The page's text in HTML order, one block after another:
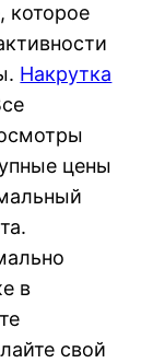
которое
Накрутка
цены
в
свой